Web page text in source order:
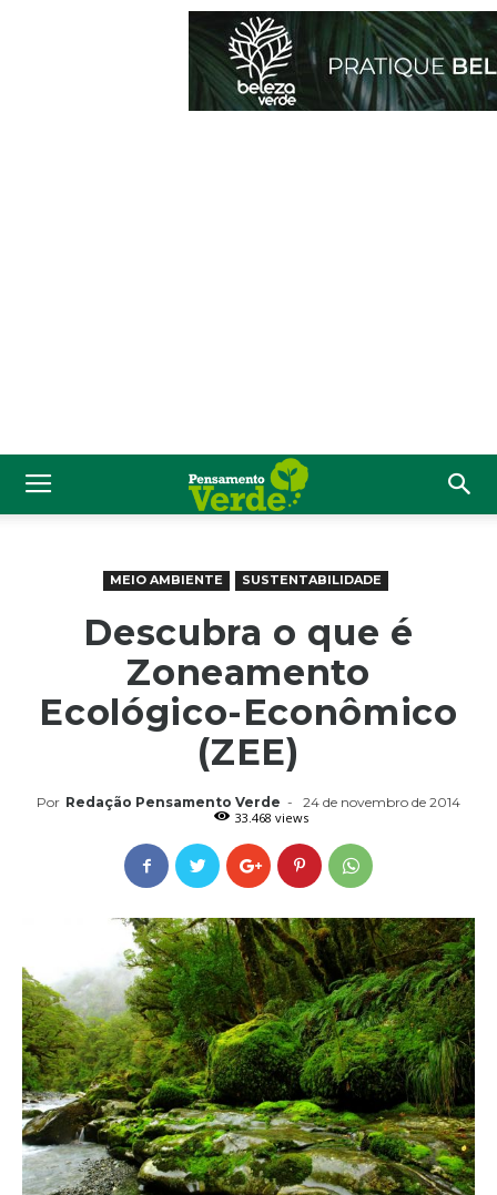
MEIO AMBIENTE SUSTENTABILIDADE
Descubra o que é
Zoneamento
Ecológico-Econômico
(ZEE)
Por Redação Pensamento Verde -
24 de novembro de 2014
33.468 views